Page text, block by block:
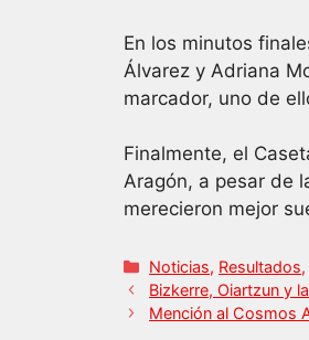
En los minutos
Álvarez y Adriana
marcador, uno de
Finalmente, el
Aragón, a pesar de
merecieron mejor
Categorías
Noticias, Resultados,
Bizkerre, Oiartzun y
Mención al Cosmos